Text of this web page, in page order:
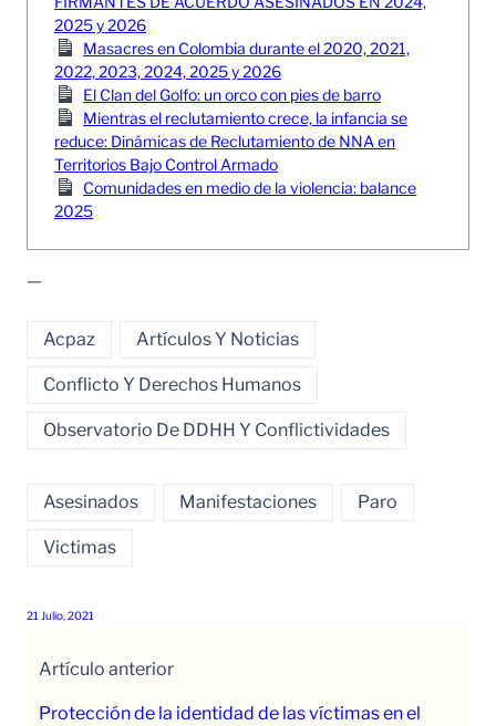
2025 y 2026
Masacres en Colombia durante el 2020, 2021,
2022, 2023, 2024, 2025 y 2026
El Clan del Golfo: un orco con pies de barro
Mientras el reclutamiento crece, la infancia se
reduce: Dinámicas de Reclutamiento de NNA en
Territorios Bajo Control Armado
Comunidades en medio de la violencia: balance
2025
—
Acpaz Artículos Y Noticias
Conflicto Y Derechos Humanos
Observatorio De DDHH Y Conflictividades
Asesinados Manifestaciones Paro
Victimas
21 Julio, 2021
Artículo anterior
Protección de la identidad de las víctimas en el